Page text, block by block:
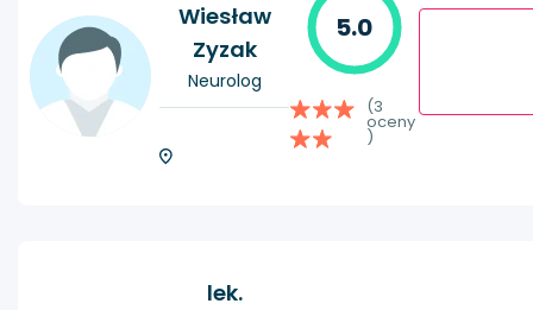
Wiesław
Zyzak
Neurolog
5.0
(3
oceny
)
lek.